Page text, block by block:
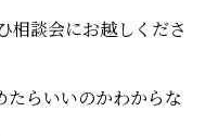
相談会にお越しくださ
らいいのかわからな